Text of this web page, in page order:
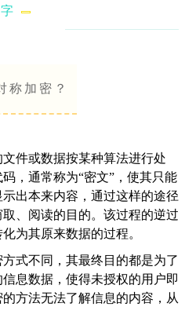
称加密？
件或数据按某种算法进行处
，通常称为“密文”，使其只能
出本来内容，通过这样的途径
、阅读的目的。该过程的逆过
为其原来数据的过程。
式不同，其最终目的都是为了
息数据，使得未授权的用户即
方法无法了解信息的内容，从